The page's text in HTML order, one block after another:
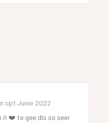
op1 Junie 2022
ń ❤️ te gee dis so seer